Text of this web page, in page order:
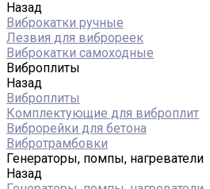
Назад
Виброкатки ручные
Лезвия для виброреек
Виброкатки самоходные
Виброплиты
Назад
Виброплиты
Комплектующие для виброплит
Виброрейки для бетона
Вибротрамбовки
Генераторы, помпы, нагреватели
Назад